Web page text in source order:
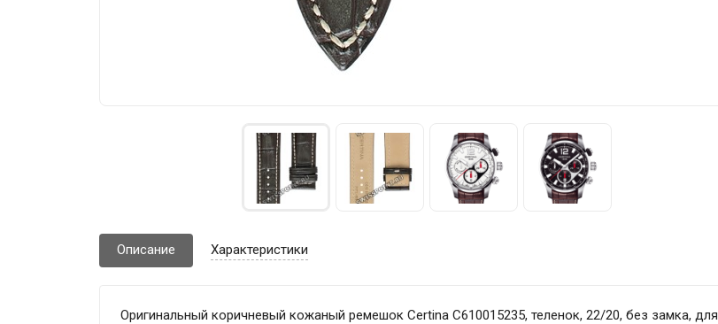
Описание Характеристики
Оригинальный коричневый кожаный ремешок Certina C610015235, теленок, 22/20, без замка, для